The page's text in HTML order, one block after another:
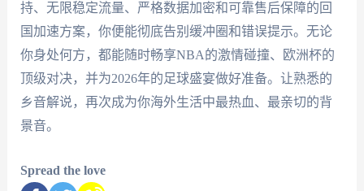
持、无限稳定流量、严格数据加密和可靠售后保障的回
国加速方案，你便能彻底告别缓冲圈和错误提示。无论
你身处何方，都能随时畅享NBA的激情碰撞、欧洲杯的
顶级对决，并为2026年的足球盛宴做好准备。让熟悉的
乡音解说，再次成为你海外生活中最热血、最亲切的背
景音。
Spread the love